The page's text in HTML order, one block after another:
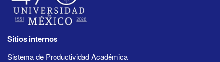
Sitios internos
Sistema de Productividad Académica